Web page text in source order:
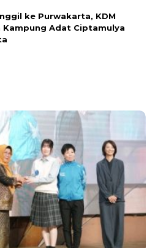
ke Purwakarta, KDM
Kampung Adat Ciptamulya